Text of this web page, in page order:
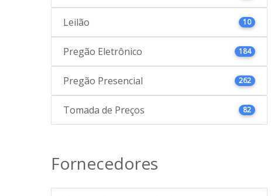
Leilão 10
Pregão Eletrônico 184
Pregão Presencial 262
Tomada de Preços 82
Fornecedores